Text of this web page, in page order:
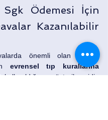
Ödemesi İçin
Kazanılabilir
önemli olan husus,
evrensel tıp kurallarına
kullanıldığının gösterilmesidir.